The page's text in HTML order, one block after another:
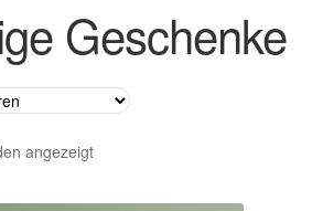
Geschenke
angezeigtNach
sortiert